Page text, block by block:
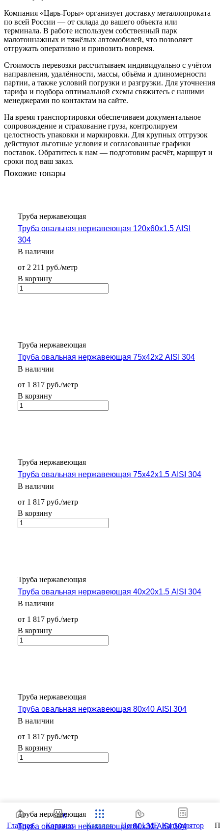
Компания «Царь-Горы» организует доставку металлопроката
по всей России — от склада до вашего объекта или
терминала. В работе используем собственный парк
малотоннажных и тяжёлых автомобилей, что позволяет
отгружать оперативно и привозить вовремя.
Стоимость перевозки рассчитываем индивидуально с учётом
направления, удалённости, массы, объёма и длиномерности
партии, а также условий погрузки и разгрузки. Для уточнения
тарифа и подбора оптимальной схемы свяжитесь с нашими
менеджерами по контактам на сайте.
На время транспортировки обеспечиваем документальное
сопровождение и страхование груза, контролируем
целостность упаковки и маркировки. Для крупных отгрузок
действуют льготные условия и согласованные графики
поставок. Обратитесь к нам — подготовим расчёт, маршрут и
сроки под ваш заказ.
Похожие товары
Труба нержавеющая
Труба овальная нержавеющая 120х60х1.5 AISI
304
В наличии
от 2 211 руб./метр
В корзину
Труба нержавеющая
Труба овальная нержавеющая 75х42х2 AISI 304
В наличии
от 1 817 руб./метр
В корзину
Труба нержавеющая
Труба овальная нержавеющая 75х42х1.5 AISI 304
В наличии
от 1 817 руб./метр
В корзину
Труба нержавеющая
Труба овальная нержавеющая 40х20х1.5 AISI 304
В наличии
от 1 817 руб./метр
В корзину
Труба нержавеющая
Труба овальная нержавеющая 80х40 AISI 304
В наличии
от 1 817 руб./метр
В корзину
Труба нержавеющая
Труба овальная нержавеющая 80х30 AISI 304
Главная
0
Корзина
Каталог Цены LME Калькулятор